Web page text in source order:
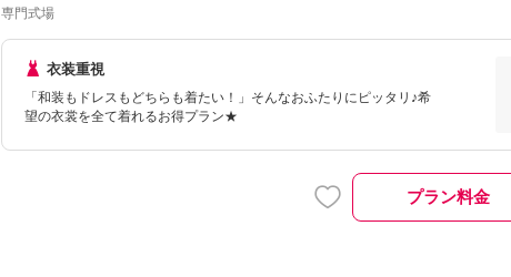
専門式場
衣装重視
「和装もドレスもどちらも着たい！」そんなおふたりにピッタリ♪希
望の衣裳を全て着れるお得プラン★
プラン料金